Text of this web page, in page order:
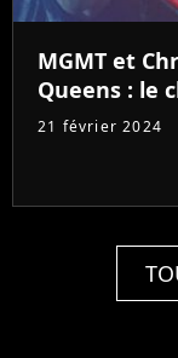
MGMT et
Queens : le
21 février 2024